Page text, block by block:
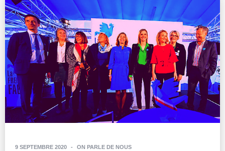
9 SEPTEMBRE 2020 - ON PARLE DE NOUS